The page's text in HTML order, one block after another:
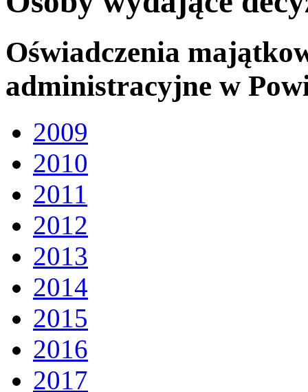
Oświadczenia
administracyjne w
2009
2010
2011
2012
2013
2014
2015
2016
2017